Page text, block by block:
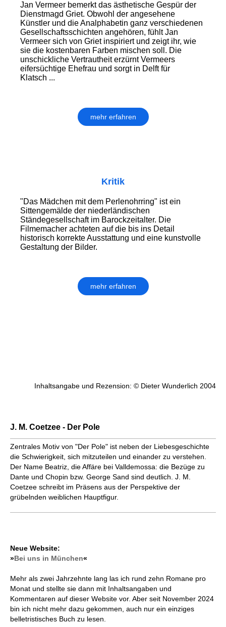
Jan Vermeer bemerkt das ästhetische Gespür der
Dienstmagd Griet. Obwohl der angesehene
Künstler und die Analphabetin ganz verschiedenen
Gesellschaftsschichten angehören, fühlt Jan
Vermeer sich von Griet inspiriert und zeigt ihr, wie
sie die kostenbaren Farben mischen soll. Die
unschickliche Vertrautheit erzürnt Vermeers
eifersüchtige Ehefrau und sorgt in Delft für
Klatsch ...
mehr erfahren
Kritik
"Das Mädchen mit dem Perlenohrring" ist ein
Sittengemälde der niederländischen
Ständegesellschaft im Barockzeitalter. Die
Filmemacher achteten auf die bis ins Detail
historisch korrekte Ausstattung und eine kunstvolle
Gestaltung der Bilder.
mehr erfahren
Inhaltsangabe und Rezension: © Dieter Wunderlich 2004
J. M. Coetzee - Der Pole
Zentrales Motiv von "Der Pole" ist neben der Liebesgeschichte
die Schwierigkeit, sich mitzuteilen und einander zu verstehen.
Der Name Beatriz, die Affäre bei Valldemossa: die Bezüge zu
Dante und Chopin bzw. George Sand sind deutlich. J. M.
Coetzee schreibt im Präsens aus der Perspektive der
grübelnden weiblichen Hauptfigur.
Neue Website:
»Bei uns in München«
Mehr als zwei Jahrzehnte lang las ich rund zehn Romane pro
Monat und stellte sie dann mit Inhaltsangaben und
Kommentaren auf dieser Website vor. Aber seit November 2024
bin ich nicht mehr dazu gekommen, auch nur ein einziges
belletristisches Buch zu lesen.